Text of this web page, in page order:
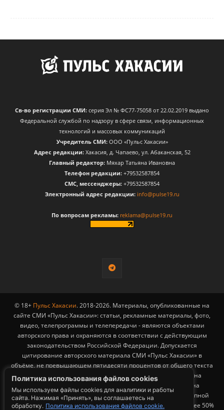
Политика использования файлов cookies
Мы используем файлы cookies для аналитики и работы
сайта. Нажимая «Принять», вы соглашаетесь на
обработку. Политика использования файлов cookie.
Св-во регистрации СМИ: серия Эл № ФС77-75058 от 22.02.2019 выдано
Федеральной службой по надзору в сфере связи, информационных
технологий и массовых коммуникаций
Учредитель СМИ:ООО «Пульс Хакасии»
Адрес редакции:Хакасия, д. Чапаево, ул. Абаканская, 52
Главный редактор: Мяхар Татьяна Ивановна
Телефон редакции: +79532587854
CМС, мессенджеры: +79532587854
Электронный адрес редакции: info@pulse19.ru
По вопросам рекламы: reklama@pulse19.ru
© 18+ Пульс Хакасии. 2018-2026. Материалы, опубликованные на
сайте СМИ «Пульс Хакасии»: статьи, рекламные материалы, фото,
видео, телепрограммы и телепередачи - являются объектами
авторского права и охраняются в соответствии с действующим
законодательством Российской Федерации. Допускается
цитирование авторского материала СМИ «Пульс Хакасии» в
объёме, не превышающем пятидесяти процентов от общего текста
публикации с обязательным размещением гиперссылки на
страницу заимствования материала. Гиперссылка должна
размещаться в тексте цитируемого материала и быть доступной
для индексации поисковыми системами. Заимствование более 50%